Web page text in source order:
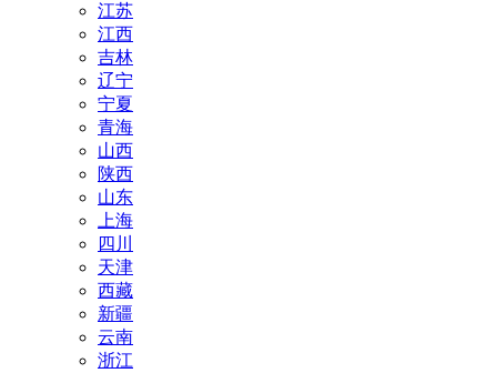
江苏
江西
吉林
辽宁
宁夏
青海
山西
陕西
山东
上海
四川
天津
西藏
新疆
云南
浙江